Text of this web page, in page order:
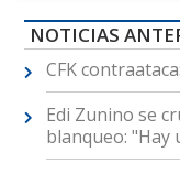
NOTICIAS
CFK
Edi Zunino se
blanqueo: "Hay